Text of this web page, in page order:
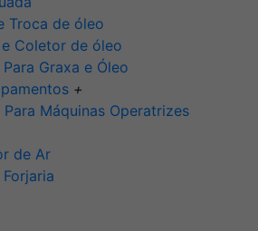
Troca de óleo
Coletor de óleo
Graxa e Óleo
+
Máquinas Operatrizes
de Ar